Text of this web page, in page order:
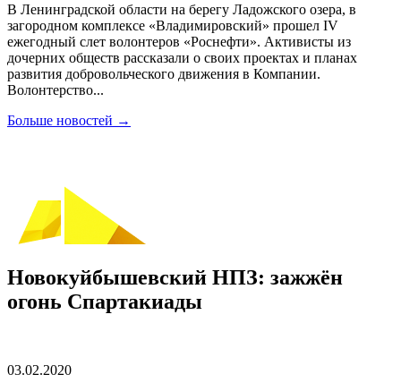
В Ленинградской области на берегу Ладожского озера, в
загородном комплексе «Владимировский» прошел IV
ежегодный слет волонтеров «Роснефти». Активисты из
дочерних обществ рассказали о своих проектах и планах
развития добровольческого движения в Компании.
Волонтерство...
Больше новостей →
Новокуйбышевский НПЗ: зажжён
огонь Спартакиады
03.02.2020